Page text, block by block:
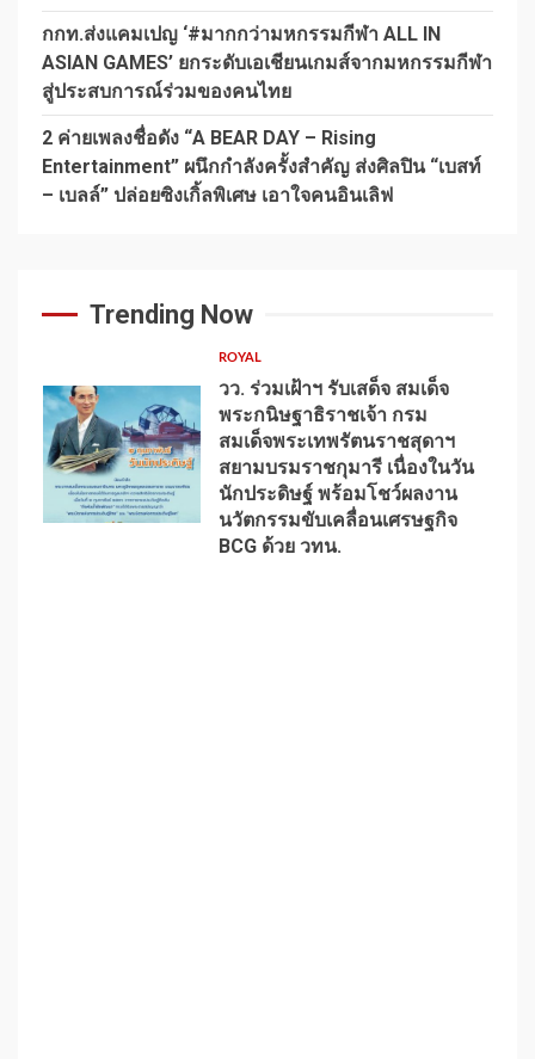
กกท.ส่งแคมเปญ ‘#มากกว่ามหกรรมกีฬา ALL IN
ASIAN GAMES’ ยกระดับเอเชียนเกมส์จากมหกรรมกีฬา
สู่ประสบการณ์ร่วมของคนไทย
2 ค่ายเพลงชื่อดัง “A BEAR DAY – Rising
Entertainment” ผนึกกำลังครั้งสำคัญ ส่งศิลปิน “เบสท์
– เบลล์” ปล่อยซิงเกิ้ลพิเศษ เอาใจคนอินเลิฟ
Trending Now
1
ROYAL
วว. ร่วมเฝ้าฯ รับเสด็จ สมเด็จ
พระกนิษฐาธิราชเจ้า กรม
สมเด็จพระเทพรัตนราชสุดาฯ
สยามบรมราชกุมารี เนื่องในวัน
นักประดิษฐ์ พร้อมโชว์ผลงาน
นวัตกรรมขับเคลื่อนเศรษฐกิจ
BCG ด้วย วทน.